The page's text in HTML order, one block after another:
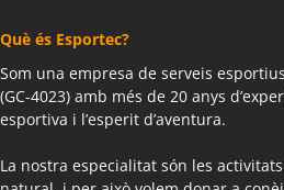
Colònies Escolars Agramunt
Activitats Teambuilding
Activitats Família Amics Aguilar de
Colònies Escolars Aguilar de
Activitats Teambuilding Empreses
Activitats Família Amics Agullana
Què és Esportec?
Som una empresa de serveis
(GC-4023) amb més de 20 anys
esportiva i l’esperit d’aventura.
La nostra especialitat són les